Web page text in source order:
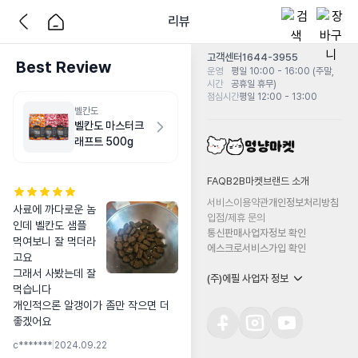
리뷰
Best Review
벨칸도
벨칸도 마스터크
래프트 500g
사료에 까다로운 놈
인데 벨칸도 샘플
먹여보니 잘 먹더라
고요
그래서 사봤는데 잘
먹습니다
개인적으론 알갱이가 좀만 작으면 더
좋겠어요
c******* 2024.09.22
고객센터1644-3955
운영
시간
평일 10:00 - 16:00 (주말,
공휴일 휴무)
점심시간평일 12:00 - 13:00
FAQB2B마켓 브랜드 소개
서비스이용약관개인정보처리방침
입점/제휴 문의
통신판매사업자정보 확인
에스크로서비스가입 확인
(주)에필 사업자 정보